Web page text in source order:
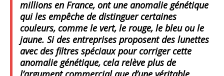
millions en France, ont une anomalie génétique
qui les empêche de distinguer certaines
couleurs, comme le vert, le rouge, le bleu ou le
jaune. Si des entreprises proposent des lunettes
avec des filtres spéciaux pour corriger cette
anomalie génétique, cela relève plus de